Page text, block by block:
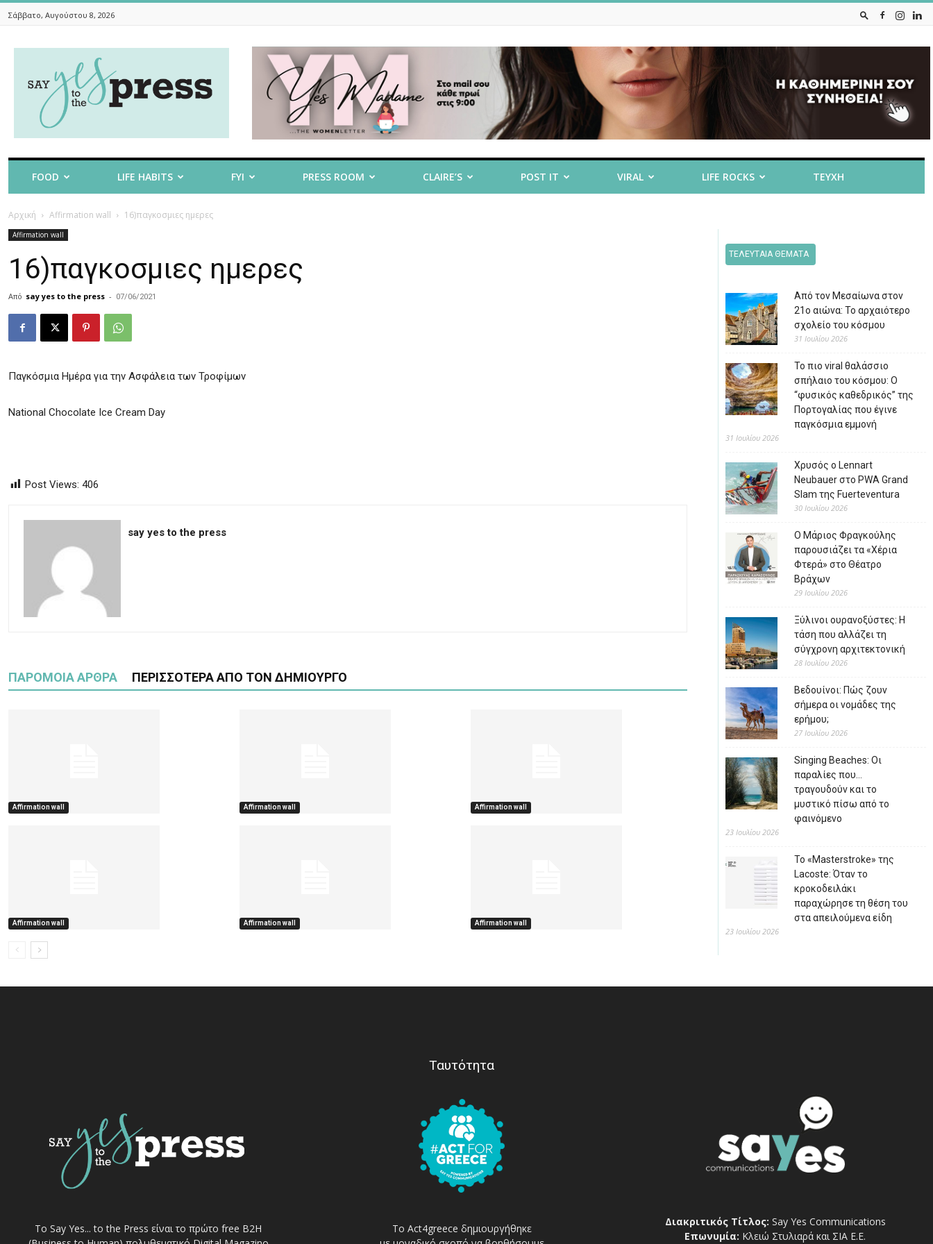
Σάββατο, Αυγούστου 8, 2026
To
The
FOOD LIFE HABITS FYI PRESS ROOM CLAIRE’S POST IT VIRAL LIFE ROCKS ΤΕΥΧΗ
Αρχική Affirmation wall 16)παγκοσμιες ημερες
Affirmation wall
16)παγκοσμιες ημερες
Από say yes to the press - 07/06/2021
Παγκόσμια Ημέρα για την Ασφάλεια των Τροφίμων
National Chocolate Ice Cream Day
Post Views: 406
say yes to the press
ΠΑΡΟΜΟΙΑ ΑΡΘΡΑ ΠΕΡΙΣΣΟΤΕΡΑ ΑΠΟ ΤΟΝ ΔΗΜΙΟΥΡΓΟ
Affirmation wall Affirmation wall Affirmation wall
Affirmation wall Affirmation wall Affirmation wall
ΤΕΛΕΥΤΑΙΑ ΘΕΜΑΤΑ
Από τον Μεσαίωνα στον
21ο αιώνα: Το αρχαιότερο
σχολείο του κόσμου
31 Ιουλίου 2026
Το πιο viral θαλάσσιο
σπήλαιο του κόσμου: Ο
“φυσικός καθεδρικός” της
Πορτογαλίας που έγινε
παγκόσμια εμμονή
31 Ιουλίου 2026
Χρυσός ο Lennart
Neubauer στο PWA Grand
Slam της Fuerteventura
30 Ιουλίου 2026
Ο Μάριος Φραγκούλης
παρουσιάζει τα «Χέρια
Φτερά» στο Θέατρο
Βράχων
29 Ιουλίου 2026
Ξύλινοι ουρανοξύστες: Η
τάση που αλλάζει τη
σύγχρονη αρχιτεκτονική
28 Ιουλίου 2026
Βεδουίνοι: Πώς ζουν
σήμερα οι νομάδες της
ερήμου;
27 Ιουλίου 2026
Singing Beaches: Οι
παραλίες που…
τραγουδούν και το
μυστικό πίσω από το
φαινόμενο
23 Ιουλίου 2026
Το «Masterstroke» της
Lacoste: Όταν το
κροκοδειλάκι
παραχώρησε τη θέση του
στα απειλούμενα είδη
23 Ιουλίου 2026
Το Say Yes... to the Press είναι το πρώτο free Β2Η
Ταυτότητα
Το Act4greece δημιουργήθηκε
Διακριτικός Τίτλος: Say Yes Communications
Επωνυμία: Κλειώ Στυλιαρά και ΣΙΑ Ε.Ε.